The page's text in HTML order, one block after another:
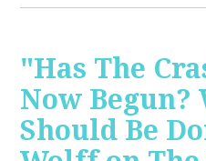
"Has The
Now Begun?
Should Be